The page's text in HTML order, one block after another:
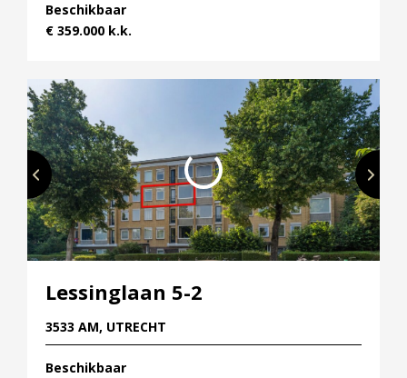
Beschikbaar
€ 359.000 k.k.
Lessinglaan 5-2
3533 AM, UTRECHT
Beschikbaar